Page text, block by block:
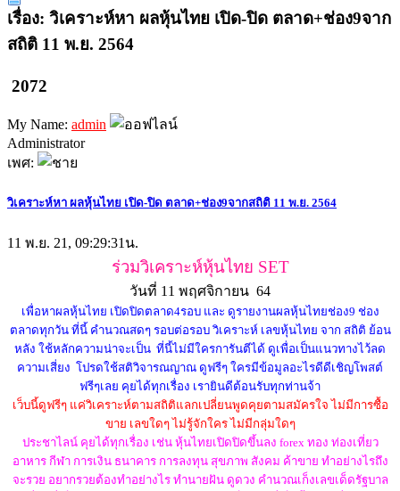
เรื่อง: วิเคราะห์หา ผลหุ้นไทย เปิด-ปิด ตลาด+ช่อง9จาก
สถิติ 11 พ.ย. 2564
2072
My Name: admin
Administrator
เพศ:
วิเคราะห์หา ผลหุ้นไทย เปิด-ปิด ตลาด+ช่อง9จากสถิติ 11 พ.ย. 2564
11 พ.ย. 21, 09:29:31น.
ร่วมวิเคราะห์หุ้นไทย SET
วันที่ 11 พฤศจิกายน 64
เพื่อหาผลหุ้นไทย เปิดปิดตลาด4รอบ และ ดูรายงานผลหุ้นไทยช่อง9 ช่อง
ตลาดทุกวัน ที่นี้ คำนวณสดๆ รอบต่อรอบ วิเคราะห์ เลขหุ้นไทย จาก สถิติ ย้อน
หลัง ใช้หลักความน่าจะเป็น ที่นี้ไม่มีใครการันตีได้ ดูเพื่อเป็นแนวทางไว้ลด
ความเสี่ยง โปรดใช้สติวิจารณญาณ ดูฟรีๆ ใครมีข้อมูลอะไรดีดีเชิญโพสต์
ฟรีๆเลย คุยได้ทุกเรื่อง เรายินดีต้อนรับทุกท่านจ้า
เว็บนี้ดูฟรีๆ แค่วิเคราะห์ตามสถิติแลกเปลี่ยนพูดคุยตามสมัครใจ ไม่มีการซื้อ
ขาย เลขใดๆ ไม่รู้จักใคร ไม่มีกลุ่มใดๆ
ประชาไลน์ คุยได้ทุกเรื่อง เช่น หุ้นไทยเปิดปิดขึ้นลง forex ทอง ท่องเที่ยว
อาหาร กีฬา การเงิน ธนาคาร การลงทุน สุขภาพ สังคม ค้าขาย ทำอย่างไรถึง
จะรวย อยากรวยต้องทำอย่างไร ทำนายฝัน ดูดวง คำนวณเก็งเลขเด็ดรัฐบาล